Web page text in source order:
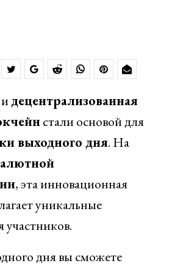
идецентрализованная
стали основой для
выходного дня. На
, эта инновационная
уникальные
дня вы сможете